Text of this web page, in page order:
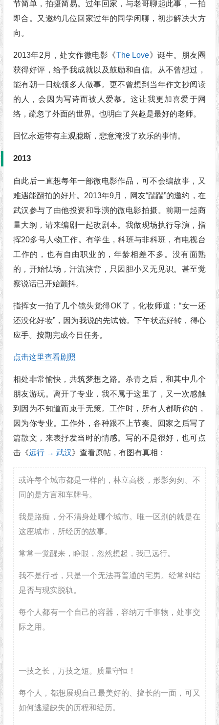
节简单，拍摄简易。过年回家，与老哥聊起此事，一拍
即合。又邀约几位回家过年的同学闲聊，初步解决大方
向。
2013年2月，处女作微电影《The Love》诞生。朋友圈
获得好评，给予我成就以及鼓励和自信。从不曾想过，
能有朝一日统领多人做事。更不曾想到当年作文抄阅读
的人，会因为写诗而被人爱慕。这让我更加喜爱于网
络，疏忽了外面的世界。也明白了兴趣是最好的老师。
回忆永远带有主观臆断，悲意淹没了欢乐的事情。
2013
自此后一直想每年一部微电影作品，可不会编故事，又
难遇能翻拍的好片。2013年9月，网友“踹踹”的邀约，在
武汉参与了由他投资和导演的微电影拍摄。前期一起商
量大纲，请来编剧一起改剧本。我做现场执行导演，指
挥20多号人物工作。有学生，科班与非科班，有电视台
工作的，也有自由职业的，年龄相差不多。没有面熟
的，开始怯场，汗流浃背，只因胆小又无见识。甚至觉
察说话已开始颤抖。
指挥女一拍了几个镜头觉得OK了，化妆师道：“女一还
还没化好妆”，因为我说的先试镜。下午状态好转，得心
应手。按期完成今日任务。
点击这里查看剧照
相处非常愉快，共筑梦想之路。杀青之后，和其中几个
朋友游玩。离开了专业，我不属于这里了，又一次感触
到因为不知道而束手无策。工作时，所有人都听你的，
因为你专业。工作外，各种跟不上节奏。回家之后写了
篇散文，来表抒发当时的情感。写的不是很好，也可点
击《远行 → 武汉》查看原帖，有图有真相：
或许每个城市都是一样的，林立高楼，形影匆匆。不
同的是方言和车牌号。
我是路痴，分不清身处哪个城市。唯一区别的就是在
这座城市，所经历的故事。
常常一觉醒来，睁眼，忽然想起，我已远行。
我不是行者，只是一个无法再普通的宅男。经常纠结
是否与现实脱轨。
每个人都有一个自己的容器，容纳万千事物，处事交
际之用。
一技之长，万技之短。质量守恒！
每个人，都想展现自己最美好的、擅长的一面，可又
如何逃避缺失的历程和经历。